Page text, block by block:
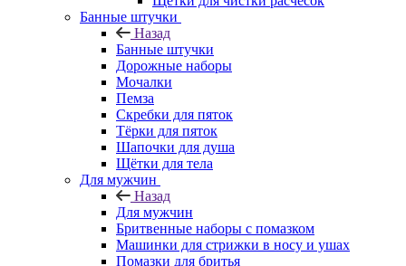
Банные штучки
Назад
Банные штучки
Дорожные наборы
Мочалки
Пемза
Скребки для пяток
Тёрки для пяток
Шапочки для душа
Щётки для тела
Для мужчин
Назад
Для мужчин
Бритвенные наборы с помазком
Машинки для стрижки в носу и ушах
Помазки для бритья